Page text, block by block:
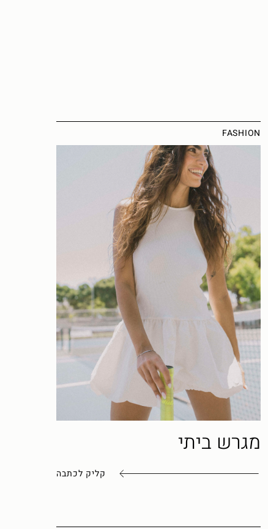
FASHION
מגרש ביתי
קליק לכתבה